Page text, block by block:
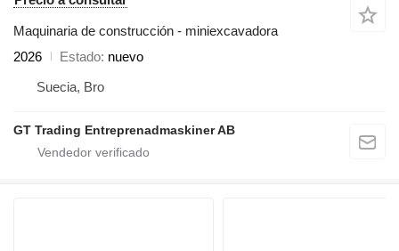
Maquinaria de construcción - miniexcavadora
2026
Estado nuevo
Suecia, Bro
GT Trading Entreprenadmaskiner AB